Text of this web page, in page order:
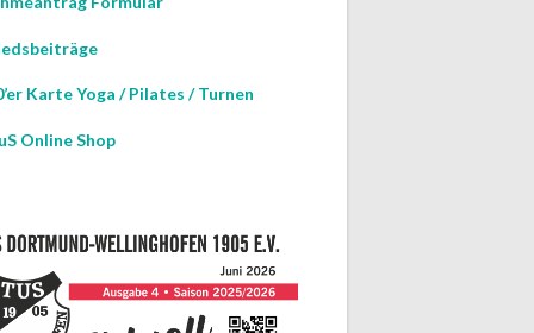
Karte Yoga / Pilates / Turnen
Online Shop